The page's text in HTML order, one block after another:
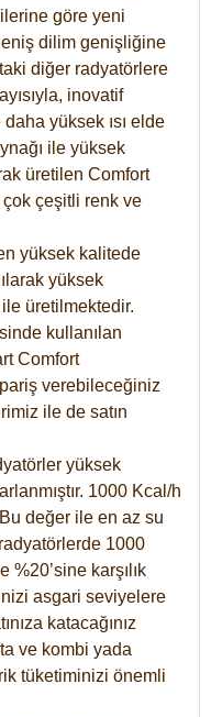
göre yeni
dilim genişliğine
diğer radyatörlere
inovatif
yüksek ısı elde
ile yüksek
üretilen Comfort
çeşitli renk ve
yüksek kalitede
yüksek
üretilmektedir.
kullanılan
Comfort
verebileceğiniz
ile de satın
yüksek
1000 Kcal/h
değer ile en az su
1000
%20’sine karşılık
asgari seviyelere
katacağınız
ve kombi yada
tüketiminizi önemli